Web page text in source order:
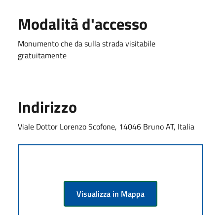
Modalità d'accesso
Monumento che da sulla strada visitabile
gratuitamente
Indirizzo
Viale Dottor Lorenzo Scofone, 14046 Bruno AT, Italia
Visualizza in Mappa